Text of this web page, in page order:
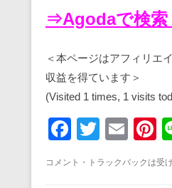
⇒Agodaで検索
＜本ページはアフィリエ
収益を得ています＞
(Visited 1 times, 1 visits
F
c
T
tt
E
ail
nt
コメント・トラックバックは受